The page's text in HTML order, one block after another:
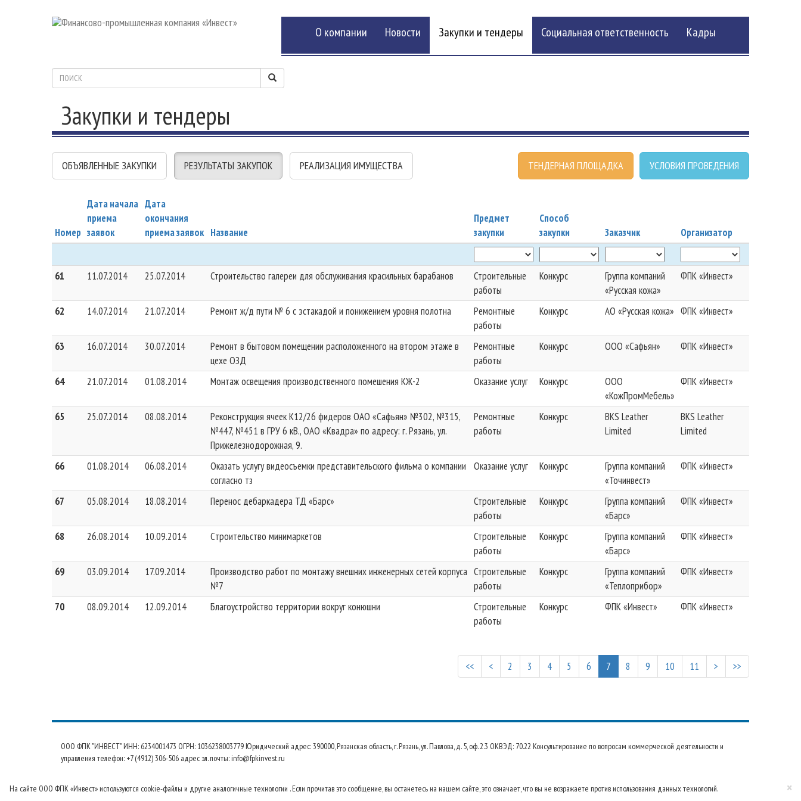
О компании Новости Закупки и тендеры Социальная ответственность Кадры
Закупки и тендеры
ОБЪЯВЛЕННЫЕ ЗАКУПКИ РЕЗУЛЬТАТЫ ЗАКУПОК РЕАЛИЗАЦИЯ ИМУЩЕСТВА УСЛОВИЯ ПРОВЕДЕНИЯ
ТЕНДЕРНАЯ ПЛОЩАДКА
Номер
Дата начала
приема
заявок
Дата
окончания
приема заявок Название
Предмет
закупки
Способ
закупки
Заказчик Организатор
61 11.07.2014 25.07.2014 Строительство галереи для обслуживания красильных барабанов
Строительные
работы
Конкурс
Группа компаний
«Русская кожа»
ФПК «Инвест»
62 14.07.2014 21.07.2014 Ремонт ж/д пути № 6 с эстакадой и понижением уровня полотна
Ремонтные
работы
Конкурс АО «Русская кожа» ФПК «Инвест»
63 16.07.2014 30.07.2014
Ремонт в бытовом помещении расположенного на втором этаже в
цехе ОЗД
Ремонтные
работы
Конкурс ООО «Сафьян» ФПК «Инвест»
64 21.07.2014 01.08.2014 Монтаж освещения производственного помешения КЖ-2 Оказание услуг Конкурс
ООО
«КожПромМебель»
ФПК «Инвест»
65 25.07.2014 08.08.2014
Реконструкция ячеек К12/26 фидеров ОАО «Сафьян» №302, №315,
№447, №451 в ГРУ 6 кВ., ОАО «Квадра» по адресу: г. Рязань, ул.
Прижелезнодорожная, 9.
Ремонтные
работы
Конкурс
BKS Leather
Limited
BKS Leather
Limited
66 01.08.2014 06.08.2014
Оказать услугу видеосъемки представительского фильма о компании
согласно тз
Оказание услуг Конкурс
Группа компаний
«Точинвест»
ФПК «Инвест»
67 05.08.2014 18.08.2014 Перенос дебаркадера ТД «Барс»
Строительные
работы
Конкурс
Группа компаний
«Барс»
ФПК «Инвест»
68 26.08.2014 10.09.2014 Cтроительство минимаркетов
Строительные
работы
Конкурс
Группа компаний
«Барс»
ФПК «Инвест»
69 03.09.2014 17.09.2014
Производство работ по монтажу внешних инженерных сетей корпуса
№7
Строительные
работы
Конкурс
Группа компаний
«Теплоприбор»
ФПК «Инвест»
70 08.09.2014 12.09.2014 Благоустройство территории вокруг конюшни
Строительные
работы
Конкурс ФПК «Инвест» ФПК «Инвест»
<< < 2 3 4 5 6 7 8 9 10 11 > >>
ООО ФПК "ИНВЕСТ" ИНН: 6234001473 ОГРН: 1036238003779 Юридический адрес: 390000, Рязанская область, г. Рязань, ул. Павлова, д. 5, оф. 2.3 ОКВЭД: 70.22 Консультирование по вопросам коммерческой деятельности и
управления телефон: +7 (4912) 306-506 адрес эл. почты: info@fpkinvest.ru
×
На сайте ООО ФПК «Инвест» используются cookie-файлы и другие аналогичные технологии . Если прочитав это сообщение, вы останетесь на нашем сайте, это означает, что вы не возражаете против использования данных технологий.